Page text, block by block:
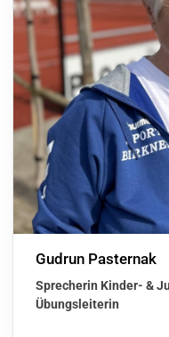
Gudrun Pasternak
Sprecherin Kinder- &
Übungsleiterin